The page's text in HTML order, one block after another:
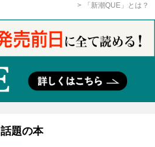
「新潮QUE」とは？
話題の本